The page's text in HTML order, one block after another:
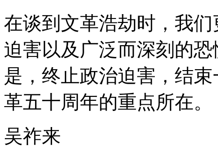
在谈到文革浩劫时，我
迫害以及广泛而深刻的
是，终止政治迫害，结
革五十周年的重点所在。
吴祚来